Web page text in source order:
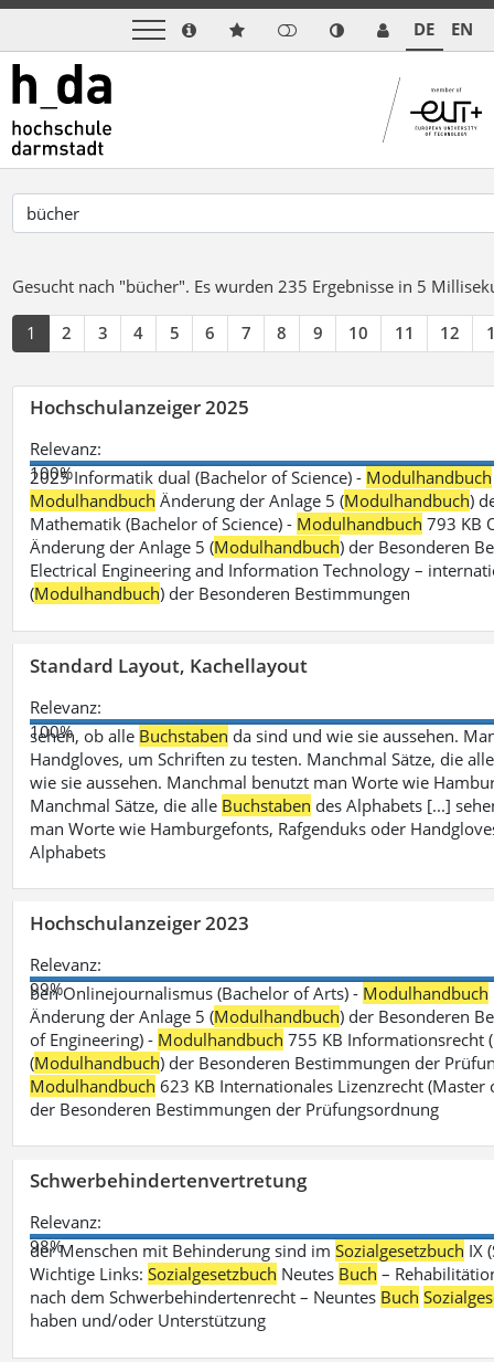
DE EN
Gesucht nach "bücher". Es wurden 235 Ergebnisse in 5
1 2 3 4 5 6 7 8 9 10 11 12
Hochschulanzeiger 2025
Relevanz:
100%
2025 Informatik dual (Bachelor of Science) - Modulhandbuch
Modulhandbuch Änderung der Anlage 5 (Modulhandbuch)
Mathematik (Bachelor of Science) - Modulhandbuch 793 KB
Änderung der Anlage 5 (Modulhandbuch) der Besonderen
Electrical Engineering and Information Technology –
(Modulhandbuch) der Besonderen Bestimmungen
Standard Layout, Kachellayout
Relevanz:
100%
sehen, ob alle Buchstaben da sind und wie sie aussehen.
Handgloves, um Schriften zu testen. Manchmal Sätze, die
wie sie aussehen. Manchmal benutzt man Worte wie
Manchmal Sätze, die alle Buchstaben des Alphabets [...]
man Worte wie Hamburgefonts, Rafgenduks oder
Alphabets
Hochschulanzeiger 2023
Relevanz:
99%
ben Onlinejournalismus (Bachelor of Arts) - Modulhandbuch
Änderung der Anlage 5 (Modulhandbuch) der Besonderen
of Engineering) - Modulhandbuch 755 KB Informationsrecht
(Modulhandbuch) der Besonderen Bestimmungen der
Modulhandbuch 623 KB Internationales Lizenzrecht (Master
der Besonderen Bestimmungen der Prüfungsordnung
Schwerbehindertenvertretung
Relevanz:
98%
der Menschen mit Behinderung sind imSozialgesetzbuch IX
Wichtige Links:Sozialgesetzbuch Neutes Buch –
nach dem Schwerbehindertenrecht – Neuntes Buch
haben und/oder Unterstützung